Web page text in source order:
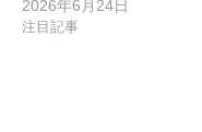
2026年6月24日
注目記事